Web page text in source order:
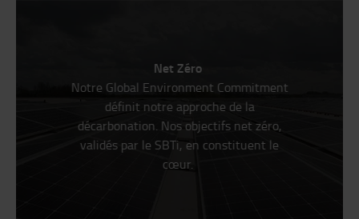
Net Zéro
Notre Global Environment Commitment
définit notre approche de la
décarbonation. Nos objectifs net zéro,
validés par le SBTi, en constituent le
cœur.